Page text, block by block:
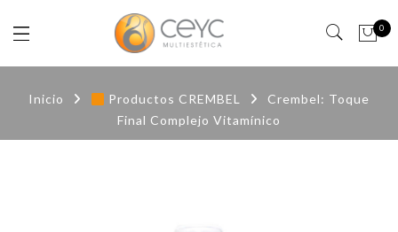
0
Inicio Productos CREMBEL
Crembel: Toque
Final Complejo Vitamínico